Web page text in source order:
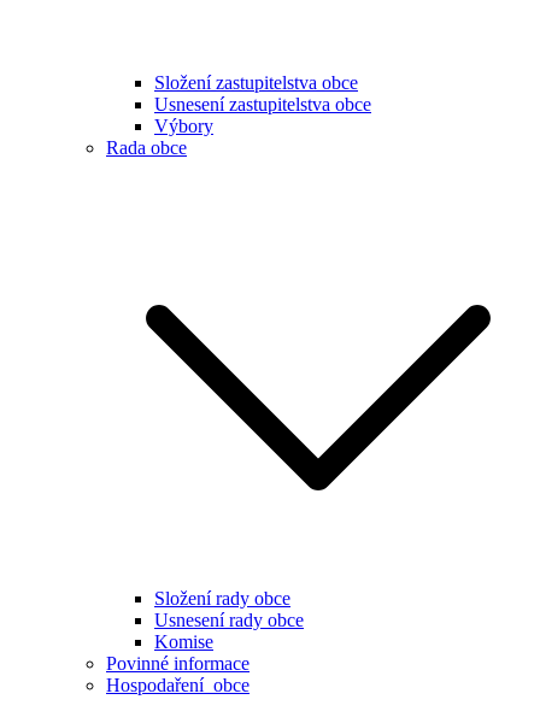
Složení zastupitelstva obce
Usnesení zastupitelstva obce
Výbory
Rada obce
Složení rady obce
Usnesení rady obce
Komise
Povinné informace
Hospodaření obce